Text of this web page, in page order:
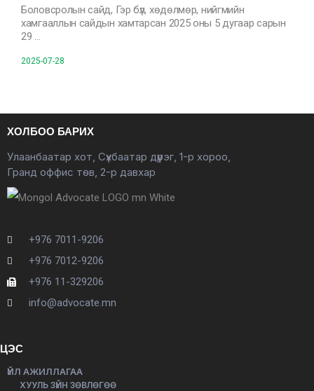
Боловсролын сайд, Гэр бүл, хөдөлмөр, нийгмийн
хамгааллын сайдын хамтарсан 2025 оны 5 дугаар сарын
29 …
2025-07-28
ХОЛБОО БАРИХ
Улаанбаатар хот, Сүхбаатар дүүрэг, 1-р хороо,
Гранд оффис төв, 2-р давхар
+976 7011-9206
+976 7012-9206
+976 11-329206
info@advocate.mn
ЦЭС
ҮЙЛ АЖИЛЛАГАА
ХУУЛЬ ЗҮЙН ЗӨВЛӨГӨӨ